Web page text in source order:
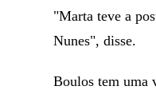
"Marta teve a
Nunes", disse.
Boulos tem uma